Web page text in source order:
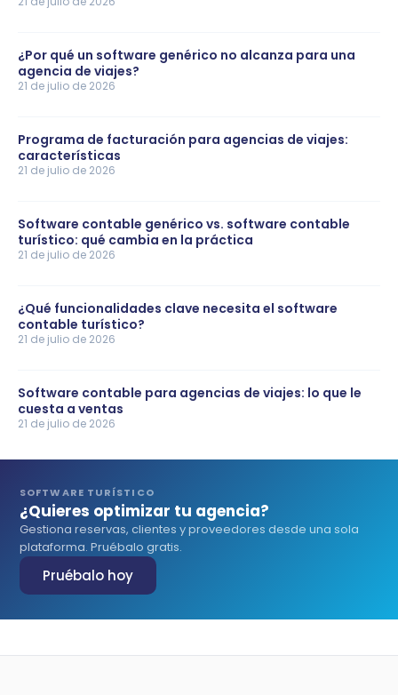
¿Por qué un software genérico no alcanza para una
agencia de viajes?
21 de julio de 2026
Programa de facturación para agencias de viajes:
características
21 de julio de 2026
Software contable genérico vs. software contable
turístico: qué cambia en la práctica
21 de julio de 2026
¿Qué funcionalidades clave necesita el software
contable turístico?
21 de julio de 2026
Software contable para agencias de viajes: lo que le
cuesta a ventas
21 de julio de 2026
SOFTWARE TURÍSTICO
¿Quieres optimizar tu agencia?
Gestiona reservas, clientes y proveedores desde una sola
plataforma. Pruébalo gratis.
Pruébalo hoy